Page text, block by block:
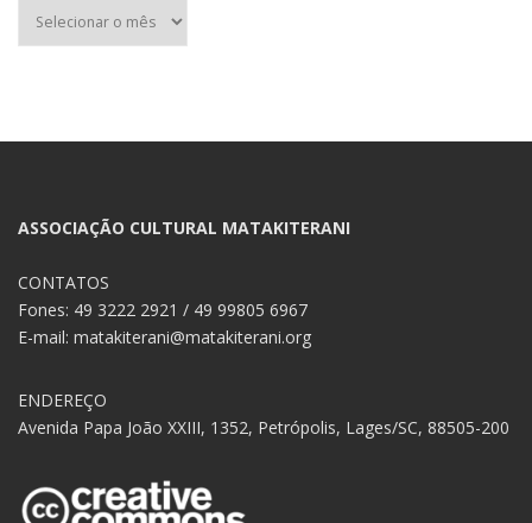
ASSOCIAÇÃO CULTURAL MATAKITERANI
CONTATOS
Fones: 49 3222 2921 / 49 99805 6967
E-mail: matakiterani@matakiterani.org
ENDEREÇO
Avenida Papa João XXIII, 1352, Petrópolis, Lages/SC, 88505-200